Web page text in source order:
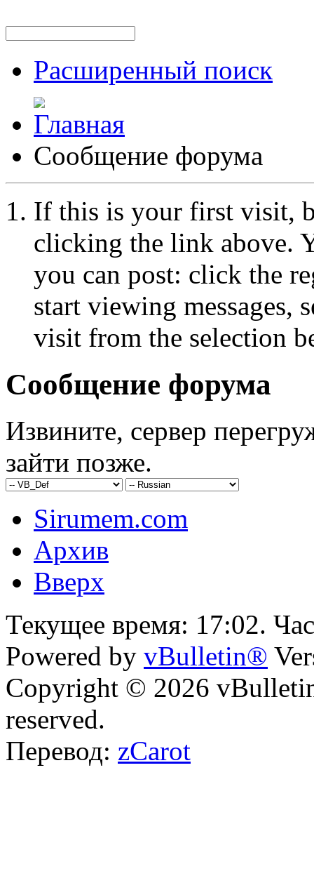
Расширенный поиск
Сообщение форума
If this is your first visit,
clicking the link above.
you can post: click the
start viewing messages,
visit from the selection
Сообщение форума
Извините, сервер
зайти позже.
Sirumem.com
Архив
Вверх
Текущее время: 17:02.
Powered by vBulletin®
Copyright © 2026
reserved.
Перевод: zCarot